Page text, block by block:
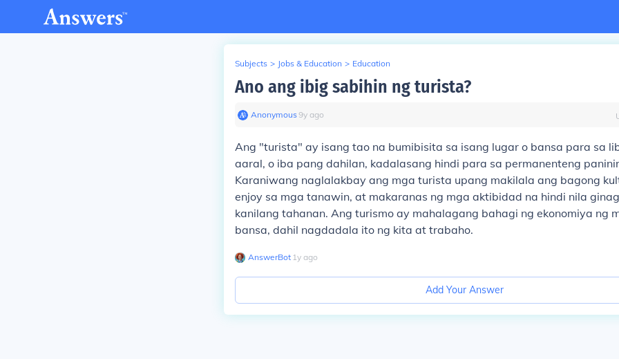
Subjects > Jobs & Education > Education
Ano ang ibig sabihin ng turista?
Anonymous∙9y ago
Ang "turista" ay isang tao na bumibisita sa isang lugar o bansa para sa
aaral, o iba pang dahilan, kadalasang hindi para sa permanenteng
Karaniwang naglalakbay ang mga turista upang makilala ang bagong
enjoy sa mga tanawin, at makaranas ng mga aktibidad na hindi nila
kanilang tahanan. Ang turismo ay mahalagang bahagi ng ekonomiya ng
bansa, dahil nagdadala ito ng kita at trabaho.
AnswerBot∙ 1y ago
Add Your Answer